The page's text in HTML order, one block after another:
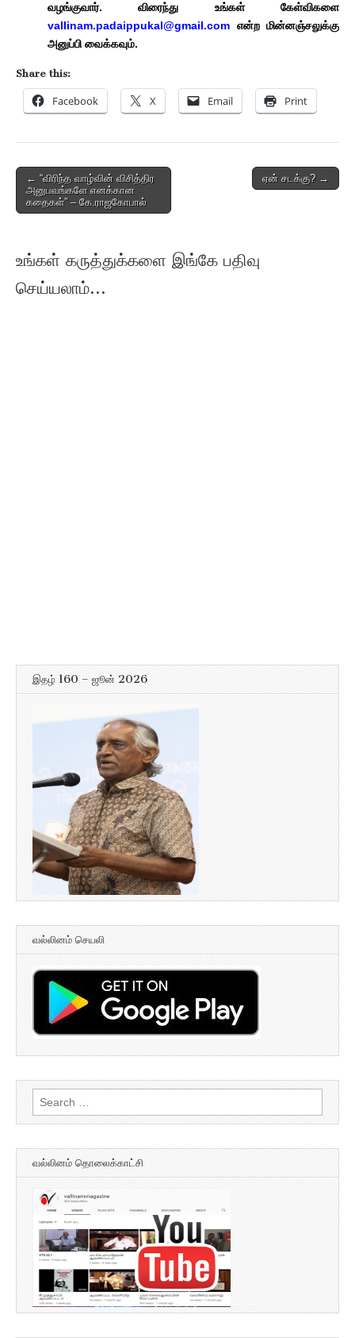
வழங்குவார். விரைந்து உங்கள் கேள்விகளை
vallinam.padaippukal@gmail.com என்ற மின்னஞ்சலுக்கு
அனுப்பி வைக்கவும்.
Share this:
Facebook X Email Print
Post
navigation
← “விரிந்த வாழ்வின் விசித்திர
அனுபவங்களே எனக்கான
கதைகள்” – கே.ராஜகோபால்
ஏன் சடக்கு? →
உங்கள் கருத்துக்களை இங்கே பதிவு
செய்யலாம்...
இதழ் 160 – ஜூன் 2026
வல்லினம் செயலி
Search
for:
வல்லினம் தொலைக்காட்சி